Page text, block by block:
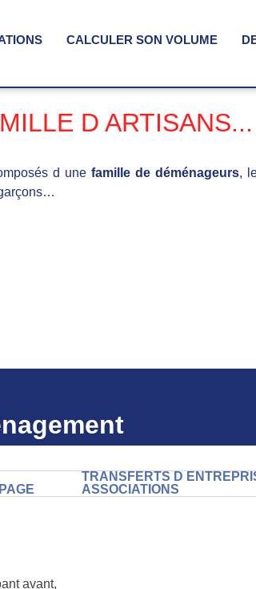
CALCULER SON VOLUME
D ARTISANS...
d une famille de déménageurs,
TRANSFERTS D
ASSOCIATIONS
avant,